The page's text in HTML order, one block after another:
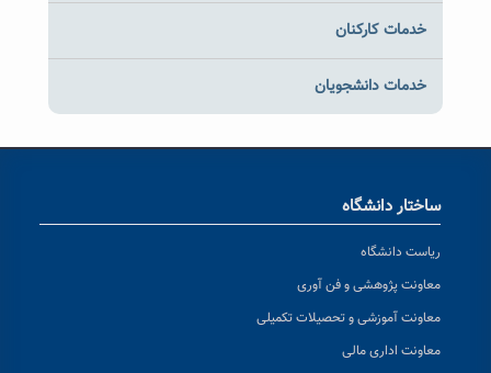
خدمات کارکنان
خدمات دانشجویان
ساختار دانشگاه
ریاست دانشگاه
معاونت پژوهشی و فن آوری
معاونت آموزشی و تحصیلات تکمیلی
معاونت اداری مالی